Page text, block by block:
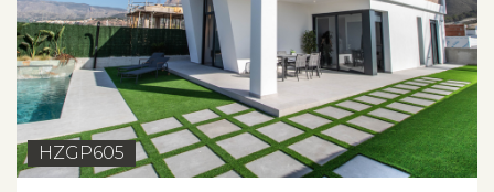
HZGP605